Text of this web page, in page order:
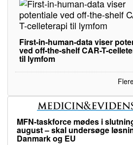
First-in-human-data viser
ved off-the-shelf CAR-T-
til lymfom
MFN-taskforce mødes i
august – skal undersøge
Danmark og EU